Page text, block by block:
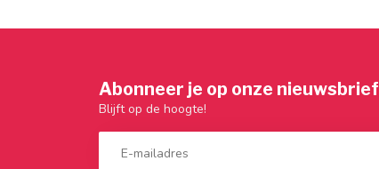
Abonneer je op onze nieuwsbrief
Blijft op de hoogte!